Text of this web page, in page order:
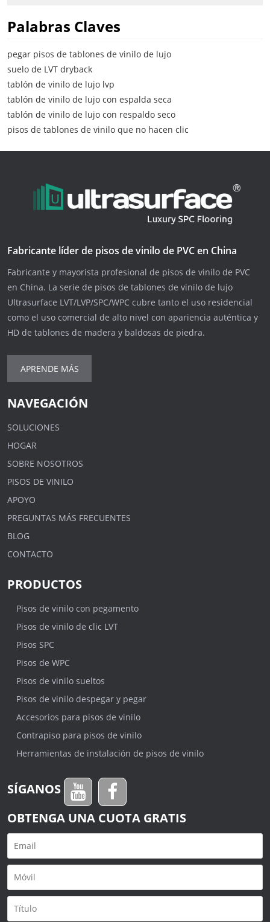
Palabras Claves
pegar pisos de tablones de vinilo de lujo
suelo de LVT dryback
tablón de vinilo de lujo lvp
tablón de vinilo de lujo con espalda seca
tablón de vinilo de lujo con respaldo seco
pisos de tablones de vinilo que no hacen clic
Fabricante líder de pisos de vinilo de PVC en China
Fabricante y mayorista profesional de pisos de vinilo de PVC
en China. La serie de pisos de tablones de vinilo de lujo
Ultrasurface LVT/LVP/SPC/WPC cubre tanto el uso residencial
como el uso comercial de alto nivel con apariencia auténtica y
HD de tablones de madera y baldosas de piedra.
APRENDE MÁS
NAVEGACIÓN
SOLUCIONES
HOGAR
SOBRE NOSOTROS
PISOS DE VINILO
APOYO
PREGUNTAS MÁS FRECUENTES
BLOG
CONTACTO
PRODUCTOS
Pisos de vinilo con pegamento
Pisos de vinilo de clic LVT
Pisos SPC
Pisos de WPC
Pisos de vinilo sueltos
Pisos de vinilo despegar y pegar
Accesorios para pisos de vinilo
Contrapiso para pisos de vinilo
Herramientas de instalación de pisos de vinilo
SÍGANOS
OBTENGA UNA CUOTA GRATIS